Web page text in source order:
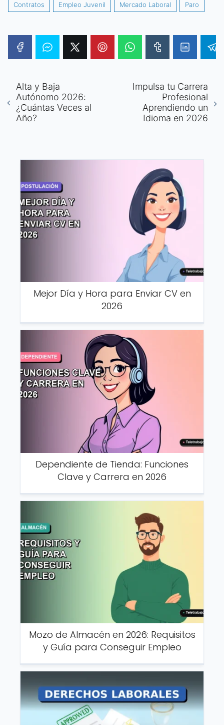
Contratos Empleo Juvenil Mercado Laboral Paro
Alta y Baja
Autónomo 2026:
¿Cuántas Veces al
Año?
Impulsa tu Carrera
Profesional
Aprendiendo un
Idioma en 2026
Mejor Día y Hora para Enviar CV en
2026
Dependiente de Tienda: Funciones
Clave y Carrera en 2026
Mozo de Almacén en 2026: Requisitos
y Guía para Conseguir Empleo